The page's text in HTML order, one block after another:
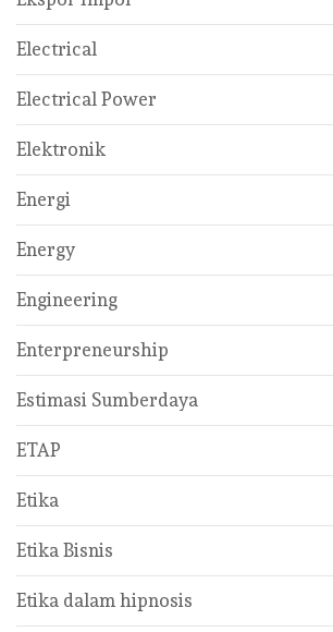
Electrical
Electrical Power
Elektronik
Energi
Energy
Engineering
Enterpreneurship
Estimasi Sumberdaya
ETAP
Etika
Etika Bisnis
Etika dalam hipnosis